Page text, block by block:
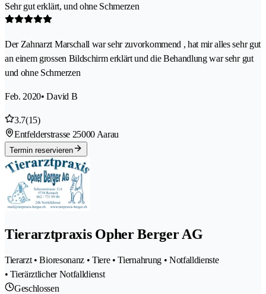
Sehr gut erklärt, und ohne Schmerzen
Der Zahnarzt Marschall war sehr zuvorkommend , hat mir alles sehr gut
an einem grossen Bildschirm erklärt und die Behandlung war sehr gut
und ohne Schmerzen
Feb. 2020• David B
3.7(15)
Entfelderstrasse 25000 Aarau
Termin reservieren
Tierarztpraxis Opher Berger AG
Tierarzt • Bioresonanz • Tiere • Tiernahrung • Notfalldienste
• Tierärztlicher Notfalldienst
Geschlossen